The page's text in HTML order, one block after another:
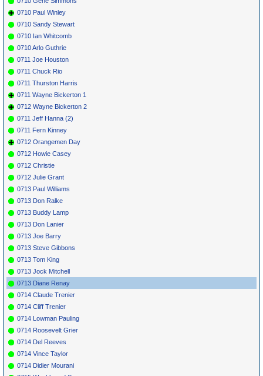
0710 Paul Winley
0710 Sandy Stewart
0710 Ian Whitcomb
0710 Arlo Guthrie
0711 Joe Houston
0711 Chuck Rio
0711 Thurston Harris
0711 Wayne Bickerton 1
0712 Wayne Bickerton 2
0711 Jeff Hanna (2)
0711 Fern Kinney
0712 Orangemen Day
0712 Howie Casey
0712 Christie
0712 Julie Grant
0713 Paul Williams
0713 Don Ralke
0713 Buddy Lamp
0713 Don Lanier
0713 Joe Barry
0713 Steve Gibbons
0713 Tom King
0713 Jock Mitchell
0713 Diane Renay
0714 Claude Trenier
0714 Cliff Trenier
0714 Lowman Pauling
0714 Roosevelt Grier
0714 Del Reeves
0714 Vince Taylor
0714 Didier Mourani